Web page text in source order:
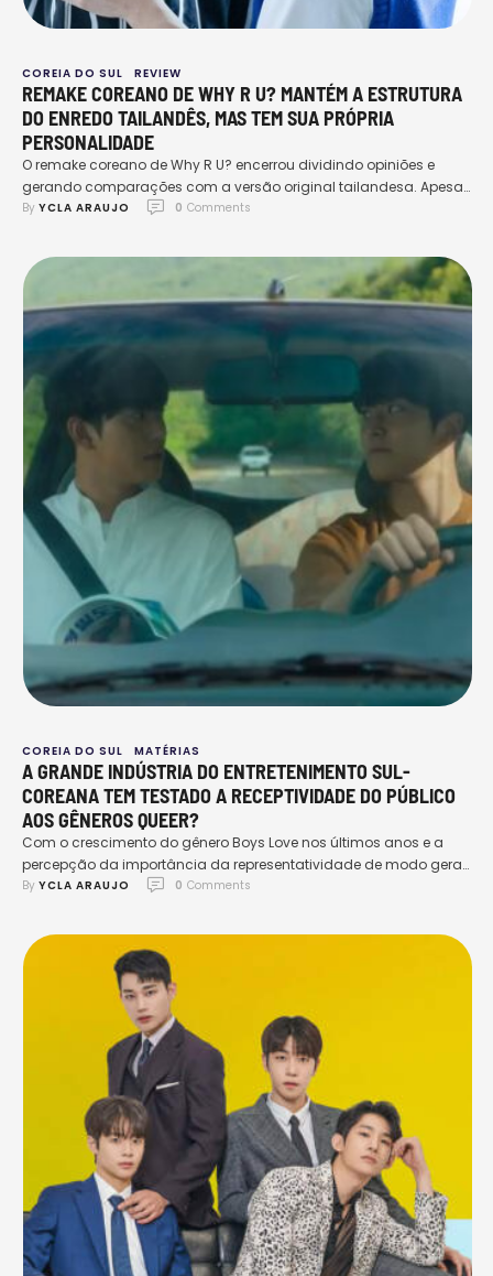
COREIA DO SUL REVIEW
REMAKE COREANO DE WHY R U? MANTÉM A ESTRUTURA
DO ENREDO TAILANDÊS, MAS TEM SUA PRÓPRIA
PERSONALIDADE
O remake coreano de Why R U? encerrou dividindo opiniões e
gerando comparações com a versão original tailandesa. Apesar
de sua curta duração com apenas 8 episódios de 30 minutos
positiva, oferecendo uma narrativa atualizada e mais
descontraída. A proposta do remake é recontar uma …
By YCLA ARAUJO 0 Comments
COREIA DO SUL MATÉRIAS
A GRANDE INDÚSTRIA DO ENTRETENIMENTO SUL-
COREANA TEM TESTADO A RECEPTIVIDADE DO PÚBLICO
AOS GÊNEROS QUEER?
Com o crescimento do gênero Boys Love nos últimos anos e a
percepção da importância da representatividade de modo geral,
surge o seguinte questionamento: A grande indústria do
público aos gêneros queer? A Coreia do Sul se tornou um dos dos
países que vem furando bolhas sociais e …
By YCLA ARAUJO 0 Comments